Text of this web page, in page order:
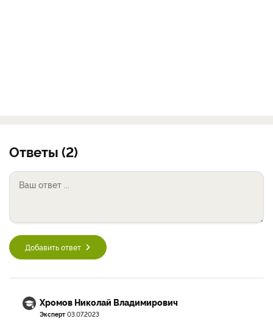
Ответы (2)
Добавить ответ
Хромов Николай Владимирович
Эксперт 03.07.2023